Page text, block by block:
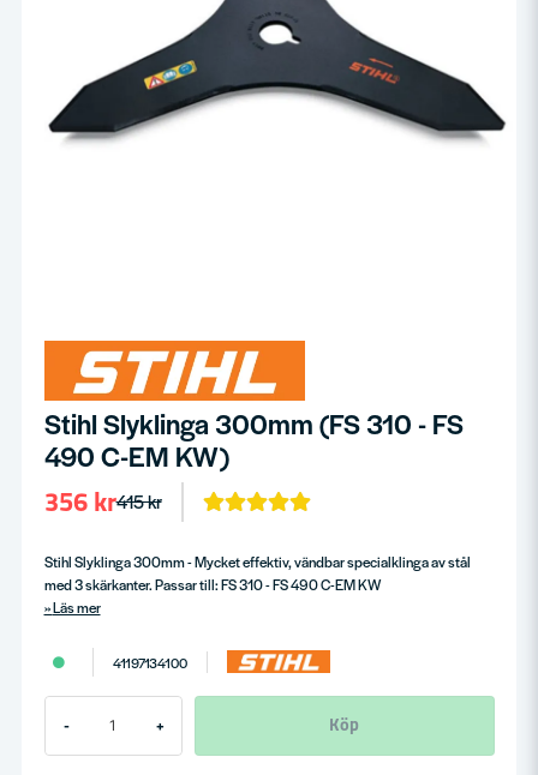
Stihl Slyklinga 300mm (FS 310 - FS
490 C-EM KW)
415 kr
356 kr
Stihl Slyklinga 300mm - Mycket effektiv, vändbar specialklinga av stål
med 3 skärkanter. Passar till: FS 310 - FS 490 C-EM KW
Läs mer
41197134100
- + Köp